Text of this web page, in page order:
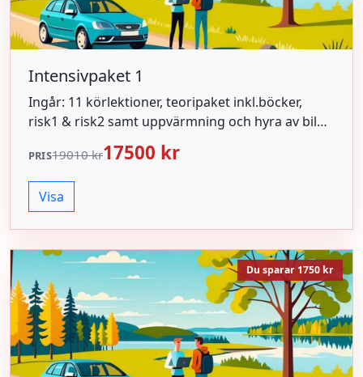
Intensivpaket 1
Ingår: 11 körlektioner, teoripaket inkl.böcker,
risk1 & risk2 samt uppvärmning och hyra av bil
PRIS19010 kr17500 kr
Visa
Du sparar 1750 kr